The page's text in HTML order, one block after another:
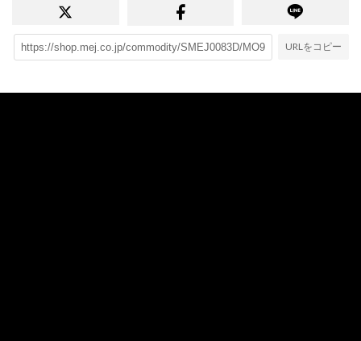
URLをコピー